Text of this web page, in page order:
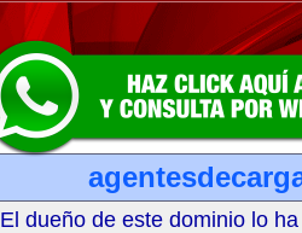
El dueño de este dominio lo